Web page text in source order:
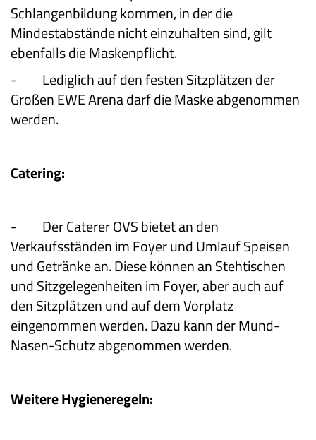
Schlangenbildung kommen, in der die
Mindestabstände nicht einzuhalten sind, gilt
ebenfalls die Maskenpflicht.
-
Lediglich auf den festen Sitzplätzen der
Großen EWE Arena darf die Maske abgenommen
werden.
Catering:
-
Der Caterer OVS bietet an den
Verkaufsständen im Foyer und Umlauf Speisen
und Getränke an. Diese können an Stehtischen
und Sitzgelegenheiten im Foyer, aber auch auf
den Sitzplätzen und auf dem Vorplatz
eingenommen werden. Dazu kann der Mund-
Nasen-Schutz abgenommen werden.
Weitere Hygieneregeln: